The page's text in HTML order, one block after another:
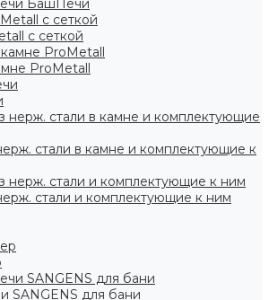
БашПечи
с сеткой
ProMetall
стали в камне и комплектующие к
стали и комплектующие к ним
SANGENS для бани